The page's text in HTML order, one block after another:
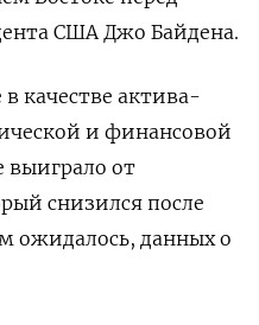
США Джо Байдена.
качестве актива-
и финансовой
выиграло от
снизился после
ожидалось, данных о